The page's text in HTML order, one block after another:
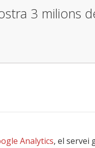
3 milions
Analytics, el servei